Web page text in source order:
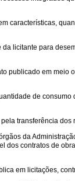
licitante para
em
de
transferência
da
contratos de
em licitações,